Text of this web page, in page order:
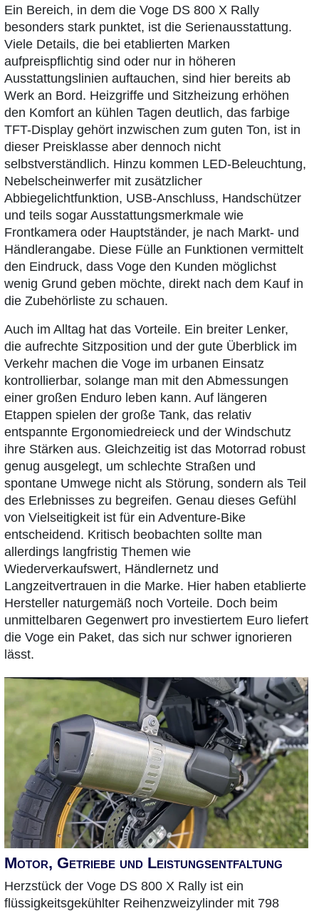
Ein Bereich, in dem die Voge DS 800 X Rally
besonders stark punktet, ist die Serienausstattung.
Viele Details, die bei etablierten Marken
aufpreispflichtig sind oder nur in höheren
Ausstattungslinien auftauchen, sind hier bereits ab
Werk an Bord. Heizgriffe und Sitzheizung erhöhen
den Komfort an kühlen Tagen deutlich, das farbige
TFT-Display gehört inzwischen zum guten Ton, ist in
dieser Preisklasse aber dennoch nicht
selbstverständlich. Hinzu kommen LED-Beleuchtung,
Nebelscheinwerfer mit zusätzlicher
Abbiegelichtfunktion, USB-Anschluss, Handschützer
und teils sogar Ausstattungsmerkmale wie
Frontkamera oder Hauptständer, je nach Markt- und
Händlerangabe. Diese Fülle an Funktionen vermittelt
den Eindruck, dass Voge den Kunden möglichst
wenig Grund geben möchte, direkt nach dem Kauf in
die Zubehörliste zu schauen.
Auch im Alltag hat das Vorteile. Ein breiter Lenker,
die aufrechte Sitzposition und der gute Überblick im
Verkehr machen die Voge im urbanen Einsatz
kontrollierbar, solange man mit den Abmessungen
einer großen Enduro leben kann. Auf längeren
Etappen spielen der große Tank, das relativ
entspannte Ergonomiedreieck und der Windschutz
ihre Stärken aus. Gleichzeitig ist das Motorrad robust
genug ausgelegt, um schlechte Straßen und
spontane Umwege nicht als Störung, sondern als Teil
des Erlebnisses zu begreifen. Genau dieses Gefühl
von Vielseitigkeit ist für ein Adventure-Bike
entscheidend. Kritisch beobachten sollte man
allerdings langfristig Themen wie
Wiederverkaufswert, Händlernetz und
Langzeitvertrauen in die Marke. Hier haben etablierte
Hersteller naturgemäß noch Vorteile. Doch beim
unmittelbaren Gegenwert pro investiertem Euro liefert
die Voge ein Paket, das sich nur schwer ignorieren
lässt.
Motor, Getriebe und Leistungsentfaltung
Herzstück der Voge DS 800 X Rally ist ein
flüssigkeitsgekühlter Reihenzweizylinder mit 798